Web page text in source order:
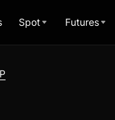
Spot Futures